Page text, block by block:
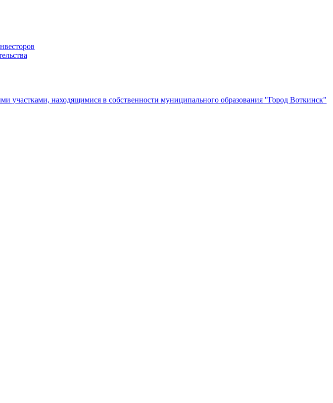
участками, находящимися в собственности муниципального образования "Город Воткинск"